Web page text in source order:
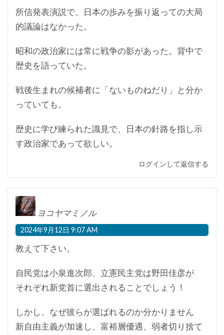
所信発表演説で、日本の歩みを振り返っての大局
的議論はなかった。
昭和の政治家には常に戦争の影があった。背中で
歴史を語っていた。
戦後生まれの候補者に「ないものねだり」と分か
っていても。
歴史に学び練られた識見で、日本の針路を指し示
す政治家であって欲しい。
ログインして返信する
ヨコヤマミノル
2024年9月12日 9:07 AM
教えて下さい。
自民党は小泉進次郎、立憲民主党は野田佳彦が
それぞれ新党首に選出されることでしょう！
しかし、なぜ彼らが選ばれるのか分かりません
新自由主義が加速し、富裕層優遇、弱者切り捨て